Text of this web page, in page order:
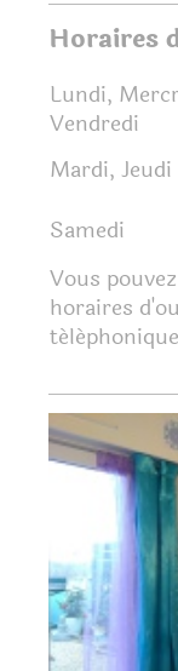
Horaires
Lundi,
Vendredi
Mardi, Jeudi
Samedi
Vous
horaires